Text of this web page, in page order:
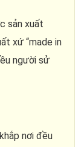
sản xuất
xứ “made in
người sử
nơi đều